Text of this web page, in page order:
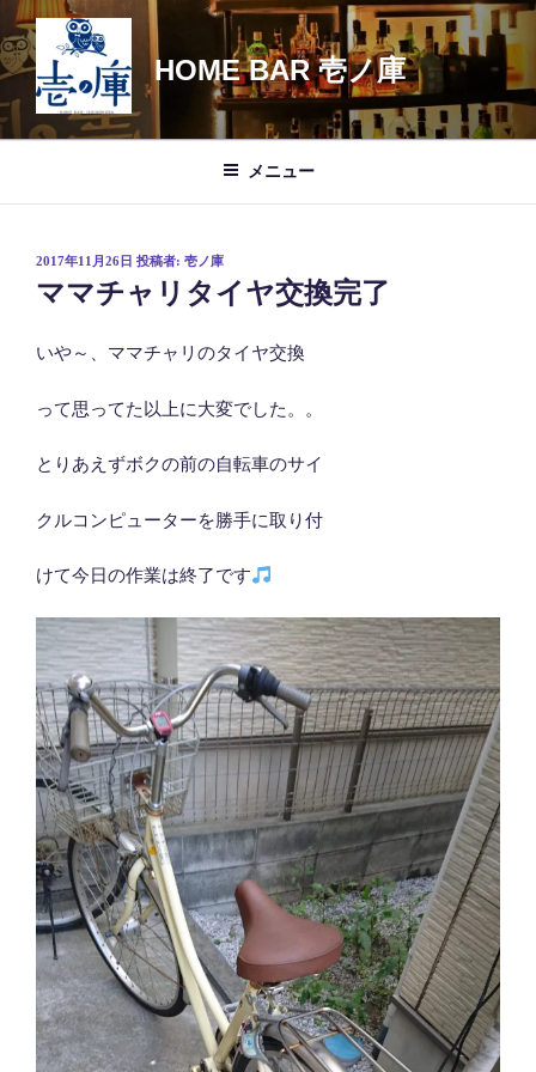
コ
ン
テ
ン
ツ
HOME BAR 壱ノ庫
メニュー
投
稿
日:
2017年11月26日 投稿者: 壱ノ庫
ママチャリタイヤ交換完了
いや～、ママチャリのタイヤ交換
って思ってた以上に大変でした。。
とりあえずボクの前の自転車のサイ
クルコンピューターを勝手に取り付
けて今日の作業は終了です